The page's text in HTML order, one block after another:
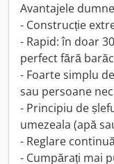
Avantajele
- Construcție
- Rapid: în doar
perfect fără
- Foarte simplu
sau persoane
- Principiu de
umezeala (apă
- Reglare
- Cumpărați mai